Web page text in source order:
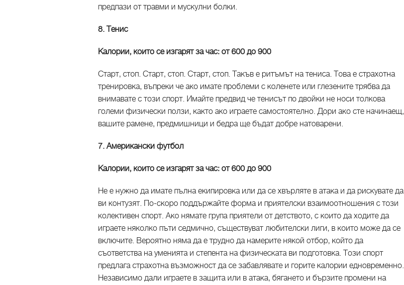
предпази от травми и мускулни болки.
8. Тенис
Калории, които се изгарят за час: от 600 до 900
Старт, стоп. Старт, стоп. Старт, стоп. Такъв е ритъмът на тениса. Това е страхотна
тренировка, въпреки че ако имате проблеми с коленете или глезените трябва да
внимавате с този спорт. Имайте предвид че тенисът по двойки не носи толкова
големи физически ползи, както ако играете самостоятелно. Дори ако сте начинаещ,
вашите рамене, предмишници и бедра ще бъдат добре натоварени.
7. Американски футбол
Калории, които се изгарят за час: от 600 до 900
Не е нужно да имате пълна екипировка или да се хвърляте в атака и да рискувате да
ви контузят. По-скоро поддържайте форма и приятелски взаимоотношения с този
колективен спорт. Ако нямате група приятели от детството, с които да ходите да
играете няколко пъти седмично, съществуват любителски лиги, в които може да се
включите. Вероятно няма да е трудно да намерите някой отбор, който да
съответства на уменията и степента на физическата ви подготовка. Този спорт
предлага страхотна възможност да се забавлявате и горите калории едновременно.
Независимо дали играете в защита или в атака, бягането и бързите промени на